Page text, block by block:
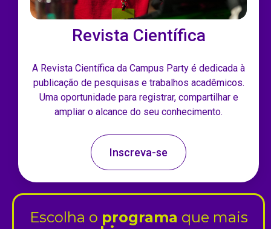
Revista Científica
A Revista Científica da Campus Party é dedicada à
publicação de pesquisas e trabalhos acadêmicos.
Uma oportunidade para registrar, compartilhar e
ampliar o alcance do seu conhecimento.
Inscreva-se
Escolha o programa que mais